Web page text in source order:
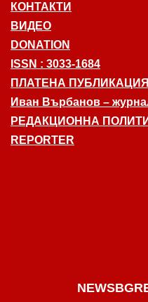
КОНТАКТИ
ВИДЕО
DONATION
ISSN : 3033-1684
ПЛАТЕНА ПУБЛИКАЦИЯ
Иван Върбанов –
РЕДАКЦИОННА
REPORTER